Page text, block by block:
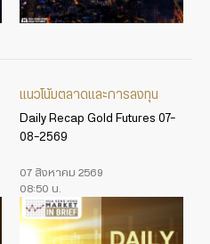
แนวโน้มตลาดและการลงทุน
Daily Recap Gold Futures 07-
08-2569
07 สิงหาคม 2569
08:50 น.